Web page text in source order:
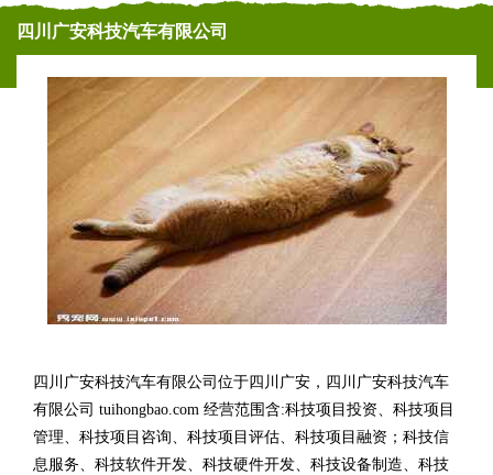
四川广安科技汽车有限公司
四川广安科技汽车有限公司位于四川广安，四川广安科技汽车
有限公司 tuihongbao.com 经营范围含:科技项目投资、科技项目
管理、科技项目咨询、科技项目评估、科技项目融资；科技信
息服务、科技软件开发、科技硬件开发、科技设备制造、科技